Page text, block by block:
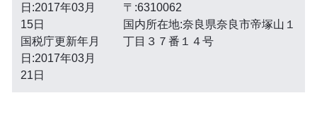
日:2017年03月
15日
国税庁更新年月
日:2017年03月
21日
〒:6310062
国内所在地:奈良県奈良市帝塚山１
丁目３７番１４号